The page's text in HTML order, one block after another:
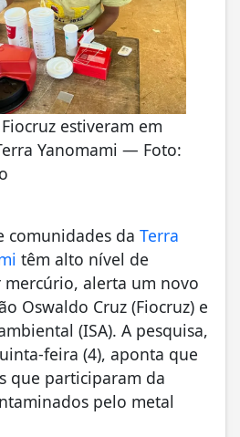
estiveram em
Yanomami — Foto:
comunidades da Terra
têm alto nível de
alerta um novo
Oswaldo Cruz (Fiocruz) e
(ISA). A pesquisa,
feira (4), aponta que
que participaram da
pelo metal